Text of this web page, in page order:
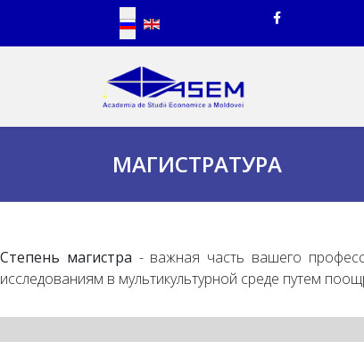
Выберите язык
МАГИСТРАТУРА
Степень магистра - важная часть вашего
исследованиям в мультикультурной среде путем